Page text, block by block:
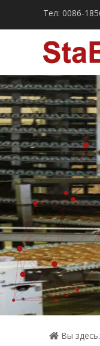
Тел: 0086-
Вы здесь: